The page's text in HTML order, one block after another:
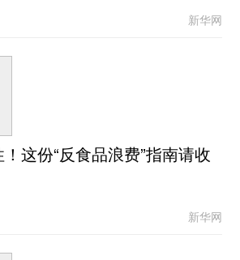
新华网
这份“反食品浪费”指南请收
新华网